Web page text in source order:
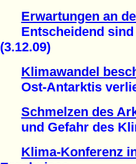
Erwartungen an
Entscheidend sind
(3.12.09)
Klimawandel
Ost-Antarktis
Schmelzen des
und Gefahr des
Klima-Konferenz